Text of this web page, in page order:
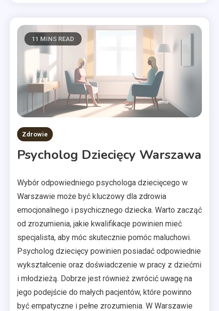
11 MINS READ
Zdrowie
Psycholog Dziecięcy Warszawa
Wybór odpowiedniego psychologa dziecięcego w
Warszawie może być kluczowy dla zdrowia
emocjonalnego i psychicznego dziecka. Warto zacząć
od zrozumienia, jakie kwalifikacje powinien mieć
specjalista, aby móc skutecznie pomóc maluchowi.
Psycholog dziecięcy powinien posiadać odpowiednie
wykształcenie oraz doświadczenie w pracy z dziećmi
i młodzieżą. Dobrze jest również zwrócić uwagę na
jego podejście do małych pacjentów, które powinno
być empatyczne i pełne zrozumienia. W Warszawie